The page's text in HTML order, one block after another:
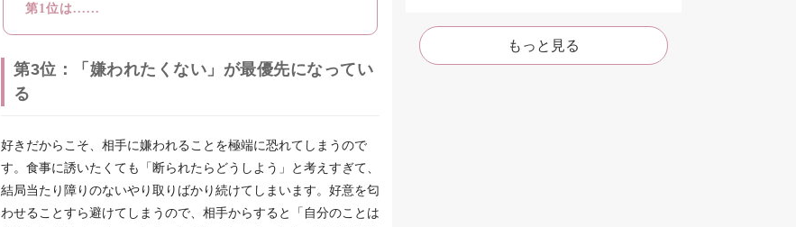
第1位は......
第3位：「嫌われたくない」が最優先になってい
る
好きだからこそ、相手に嫌われることを極端に恐れてしまうので
す。食事に誘いたくても「断られたらどうしよう」と考えすぎて、
結局当たり障りのないやり取りばかり続けてしまいます。好意を匂
わせることすら避けてしまうので、相手からすると「自分のことは
もっと見る